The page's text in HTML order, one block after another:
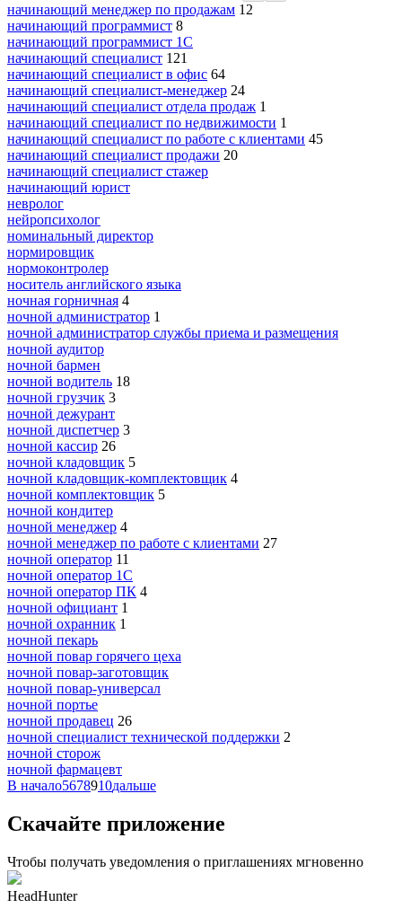
начинающий менеджер по продажам 12
начинающий программист 8
начинающий программист 1С
начинающий специалист 121
начинающий специалист в офис 64
начинающий специалист-менеджер 24
начинающий специалист отдела продаж 1
начинающий специалист по недвижимости 1
начинающий специалист по работе с клиентами 45
начинающий специалист продажи 20
начинающий специалист стажер
начинающий юрист
невролог
нейропсихолог
номинальный директор
нормировщик
нормоконтролер
носитель английского языка
ночная горничная 4
ночной администратор 1
ночной администратор службы приема и размещения
ночной аудитор
ночной бармен
ночной водитель 18
ночной грузчик 3
ночной дежурант
ночной диспетчер 3
ночной кассир 26
ночной кладовщик 5
ночной кладовщик-комплектовщик 4
ночной комплектовщик 5
ночной кондитер
ночной менеджер 4
ночной менеджер по работе с клиентами 27
ночной оператор 11
ночной оператор 1С
ночной оператор ПК 4
ночной официант 1
ночной охранник 1
ночной пекарь
ночной повар горячего цеха
ночной повар-заготовщик
ночной повар-универсал
ночной портье
ночной продавец 26
ночной специалист технической поддержки 2
ночной сторож
ночной фармацевт
В начало5678910дальше
Скачайте приложение
Чтобы получать уведомления о приглашениях мгновенно
HeadHunter